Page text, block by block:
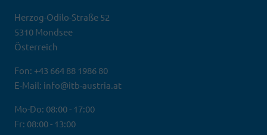
Herzog-Odilo-Straße 52
5310 Mondsee
Österreich
Fon: +43 664 88 1986 80
E-Mail: info@itb-austria.at
Mo-Do: 08:00 - 17:00
Fr: 08:00 - 13:00